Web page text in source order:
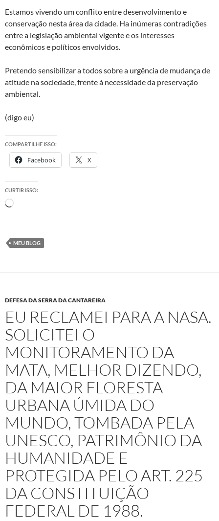
Estamos vivendo um conflito entre desenvolvimento e
conservação nesta área da cidade. Ha inúmeras contradições
entre a legislação ambiental vigente e os interesses
econômicos e políticos envolvidos.
Pretendo sensibilizar a todos sobre a urgência de mudança de
atitude na sociedade, frente à necessidade da preservação
ambiental.
(digo eu)
COMPARTILHE ISSO:
Facebook X
CURTIR ISSO:
Carregando...
MEU BLOG
DEFESA DA SERRA DA CANTAREIRA
EU RECLAMEI PARA A NASA.
SOLICITEI O
MONITORAMENTO DA
MATA, MELHOR DIZENDO,
DA MAIOR FLORESTA
URBANA ÚMIDA DO
MUNDO, TOMBADA PELA
UNESCO, PATRIMÔNIO DA
HUMANIDADE E
PROTEGIDA PELO ART. 225
DA CONSTITUIÇÃO
FEDERAL DE 1988.